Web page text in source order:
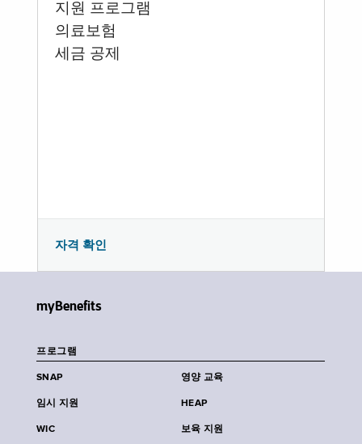
지원 프로그램
의료보험
세금 공제
자격 확인
myBenefits
프로그램
SNAP 영양 교육
임시 지원 HEAP
WIC 보육 지원